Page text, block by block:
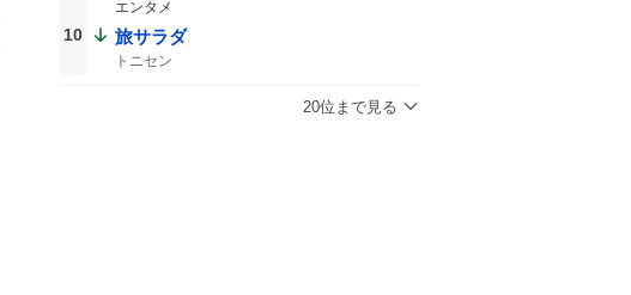
10
エンタメ
旅サラダ
トニセン
20位まで見る